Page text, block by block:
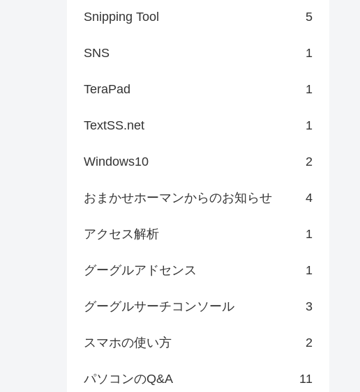
Snipping Tool 5
SNS 1
TeraPad 1
TextSS.net 1
Windows10 2
おまかせホーマンからのお知らせ 4
アクセス解析 1
グーグルアドセンス 1
グーグルサーチコンソール 3
スマホの使い方 2
パソコンのQ&A 11